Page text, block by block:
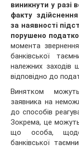
виникнути у разі
факту
за наявності
порушено
момента
банківської
належних заходів
відповідно до
Винятком
заявника на
до способів
Зокрема, це
що особа, щодо
банківської